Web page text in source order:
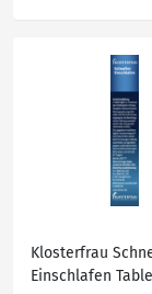
Klosterfrau
Einschlafen